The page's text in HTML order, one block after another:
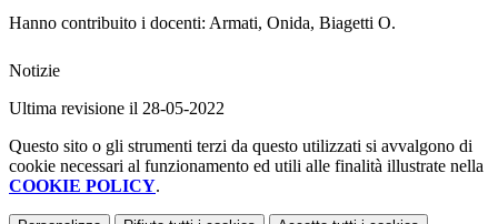
Hanno contribuito i docenti: Armati, Onida, Biagetti O.
Notizie
Ultima revisione il 28-05-2022
Questo sito o gli strumenti terzi da questo utilizzati si avvalgono di
cookie necessari al funzionamento ed utili alle finalità illustrate nella
COOKIE POLICY.